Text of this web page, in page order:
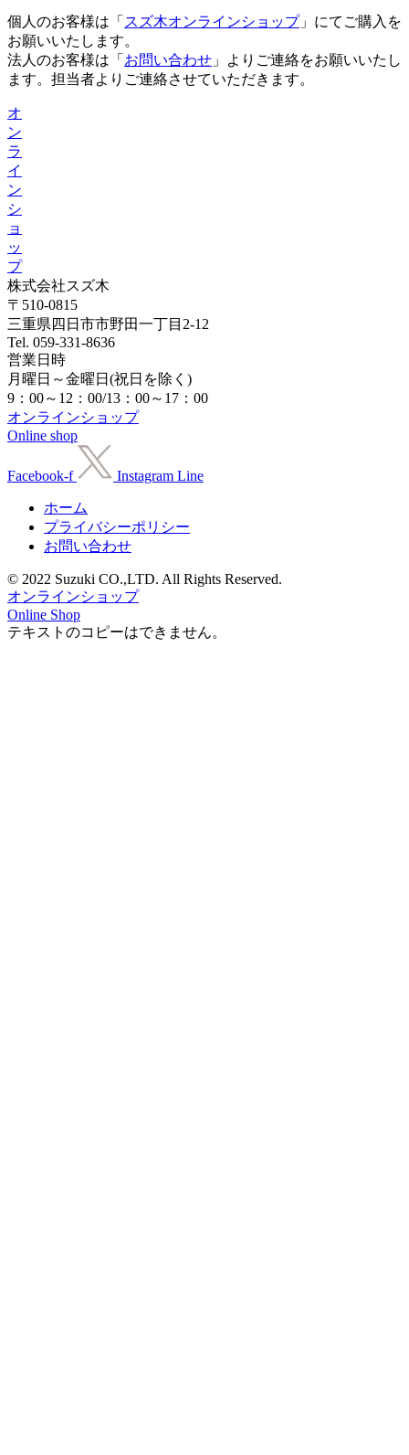
個人のお客様は「 スズ木オンラインショップ」にてご購入を
お願いいたします。
法人のお客様は「 お問い合わせ 」よりご連絡をお願いいたし
ます。担当者よりご連絡させていただきます。
オ
ン
ラ
イ
ン
シ
ョ
ッ
プ
株式会社スズ木
〒510-0815
三重県四日市市野田一丁目2-12
Tel. 059-331-8636
営業日時
月曜日～金曜日(祝日を除く)
9：00～12：00/13：00～17：00
オンラインショップ
Online shop
Facebook-f Instagram Line
ホーム
プライバシーポリシー
お問い合わせ
© 2022 Suzuki CO.,LTD. All Rights Reserved.
オンラインショップ
Online Shop
テキストのコピーはできません。